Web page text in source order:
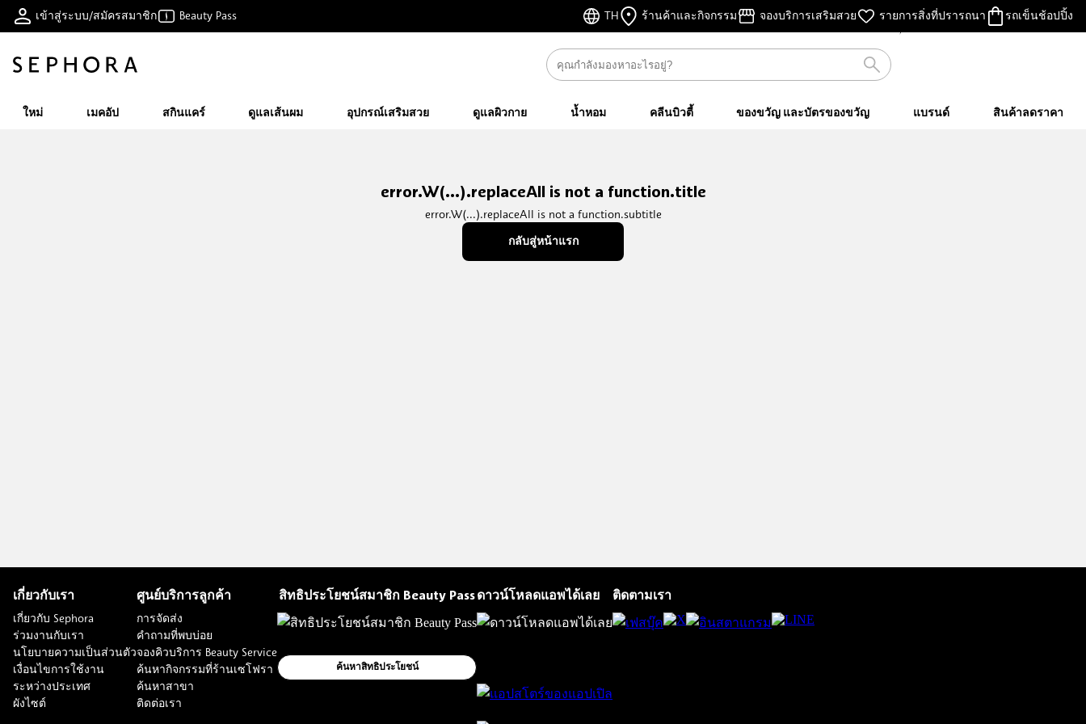
เข้าสู่ระบบ/สมัครสมาชิก Beauty Pass TH ร้านค้าและกิจกรรม จองบริการเสริมสวย รายการสิ่งที่ปรารถนา รถเข็นช้อปปิ้ง
ไม่คิดค่าส่ง
เมื่อชอปครบ ฿500 ขึ้นไป
ใหม่ เมคอัป สกินแคร์ ดูแลเส้นผม อุปกรณ์เสริมสวย ดูแลผิวกาย น้ำหอม คลีนบิวตี้ ของขวัญ และบัตรของขวัญ แบรนด์ สินค้าลดราคา
error.W(...).replaceAll is not a function.title
error.W(...).replaceAll is not a function.subtitle
กลับสู่หน้าแรก
เกี่ยวกับเรา
เกี่ยวกับ Sephora
ร่วมงานกับเรา
นโยบายความเป็นส่วนตัว
เงื่อนไขการใช้งาน
ระหว่างประเทศ
ผังไซต์
ศูนย์บริการลูกค้า
การจัดส่ง
คำถามที่พบบ่อย
จองคิวบริการ Beauty Service
ค้นหากิจกรรมที่ร้านเซโฟรา
ค้นหาสาขา
ติดต่อเรา
สิทธิประโยชน์สมาชิก Beauty Pass
ค้นหาสิทธิประโยชน์
ดาวน์โหลดแอพได้เลย ติดตามเรา